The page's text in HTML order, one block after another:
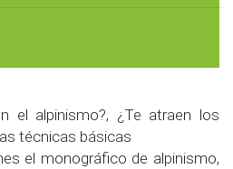
el alpinismo?, ¿Te atraen los
técnicas básicas
el monográfico de alpinismo,